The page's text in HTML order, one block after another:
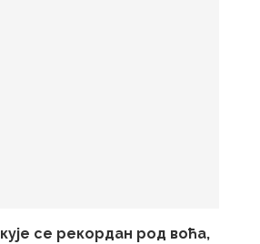
се рекордан род воћа,